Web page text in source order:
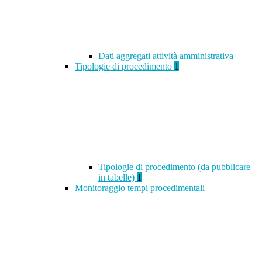
Dati aggregati attività amministrativa
Tipologie di procedimento 1
Tipologie di procedimento (da pubblicare
in tabelle) 1
Monitoraggio tempi procedimentali